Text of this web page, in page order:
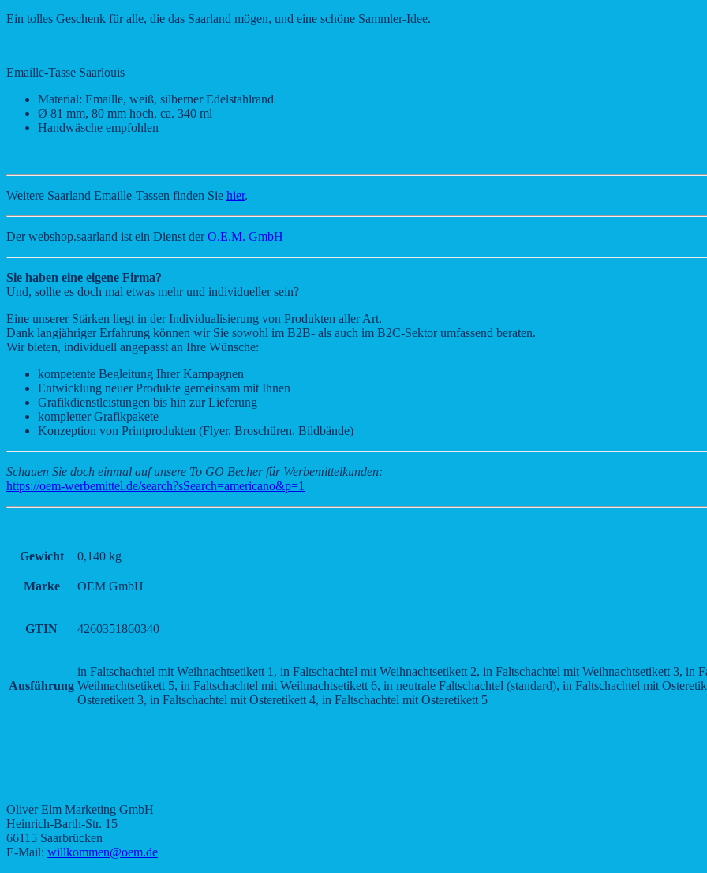
Ein tolles Geschenk für alle, die das Saarland mögen, und eine schöne Sammler-Idee.
Emaille-Tasse Saarlouis
Material: Emaille, weiß, silberner Edelstahlrand
Ø 81 mm, 80 mm hoch, ca. 340 ml
Handwäsche empfohlen
Weitere Saarland Emaille-Tassen finden Sie hier.
Der webshop.saarland ist ein Dienst derO.E.M. GmbH
Sie haben eine eigene Firma?
Und, sollte es doch mal etwas mehr und individueller sein?
Eine unserer Stärken liegt in der Individualisierung von Produkten aller Art.
Dank langjähriger Erfahrung können wir Sie sowohl im B2B- als auch im B2C-Sektor umfassend beraten.
Wir bieten, individuell angepasst an Ihre Wünsche:
kompetente Begleitung Ihrer Kampagnen
Entwicklung neuer Produkte gemeinsam mit Ihnen
Grafikdienstleistungen bis hin zur Lieferung
kompletter Grafikpakete
Konzeption von Printprodukten (Flyer, Broschüren, Bildbände)
Schauen Sie doch einmal auf unsere To GO Becher für Werbemittelkunden:
https://oem-werbemittel.de/search?sSearch=americano&p=1
Gewicht 0,140 kg
Marke OEM GmbH
GTIN 4260351860340
Ausführung
in Faltschachtel mit Weihnachtsetikett 1, in Faltschachtel mit Weihnachtsetikett 2, in Faltschachtel mit Weihnachtsetikett 3, in
Weihnachtsetikett 5, in Faltschachtel mit Weihnachtsetikett 6, in neutrale Faltschachtel (standard), in Faltschachtel mit
Osteretikett 3, in Faltschachtel mit Osteretikett 4, in Faltschachtel mit Osteretikett 5
Oliver Elm Marketing GmbH
Heinrich-Barth-Str. 15
66115 Saarbrücken
E-Mail: willkommen@oem.de